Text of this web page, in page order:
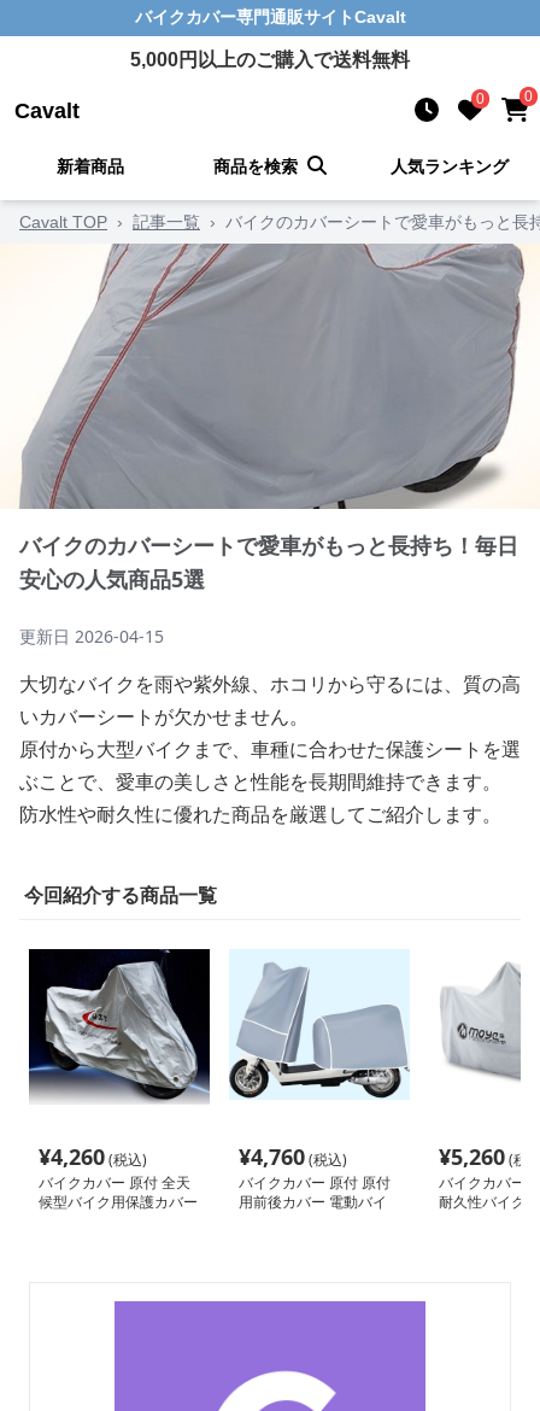
バイクカバー専門通販サイトCavalt
5,000円以上のご購入で送料無料
Cavalt 0 0
新着商品 商品を検索 人気ランキング
Cavalt TOP › 記事一覧 › バイクのカバーシートで愛車がもっと長
バイクのカバーシートで愛車がもっと長持ち！毎日
安心の人気商品5選
更新日 2026-04-15
大切なバイクを雨や紫外線、ホコリから守るには、質の高
いカバーシートが欠かせません。
原付から大型バイクまで、車種に合わせた保護シートを選
ぶことで、愛車の美しさと性能を長期間維持できます。
防水性や耐久性に優れた商品を厳選してご紹介します。
今回紹介する商品一覧
¥4,260(税込)
バイクカバー 原付 全天
候型バイク用保護カバー
¥4,760(税込)
バイクカバー 原付 原付
用前後カバー 電動バイ
¥5,260(税
バイクカバー
耐久性バイク